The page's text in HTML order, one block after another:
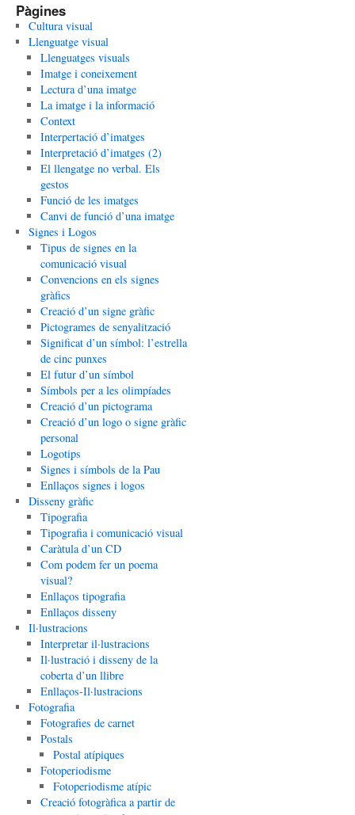
Pàgines
Cultura visual
Llenguatge visual
Llenguatges visuals
Imatge i coneixement
Lectura d’una imatge
La imatge i la informació
Context
Interpertació d’imatges
Interpretació d’imatges (2)
El llengatge no verbal. Els
gestos
Funció de les imatges
Canvi de funció d’una imatge
Signes i Logos
Tipus de signes en la
comunicació visual
Convencions en els signes
gràfics
Creació d’un signe gràfic
Pictogrames de senyalització
Significat d’un símbol: l’estrella
de cinc punxes
El futur d’un símbol
Símbols per a les olimpíades
Creació d’un pictograma
Creació d’un logo o signe gràfic
personal
Logotips
Signes i símbols de la Pau
Enllaços signes i logos
Disseny gràfic
Tipografia
Tipografia i comunicació visual
Caràtula d’un CD
Com podem fer un poema
visual?
Enllaços tipografia
Enllaços disseny
Il·lustracions
Interpretar il·lustracions
Il·lustració i disseny de la
coberta d’un llibre
Enllaços-Il·lustracions
Fotografia
Fotografies de carnet
Postals
Postal atípiques
Fotoperiodisme
Fotoperiodisme atípic
Creació fotogràfica a partir de